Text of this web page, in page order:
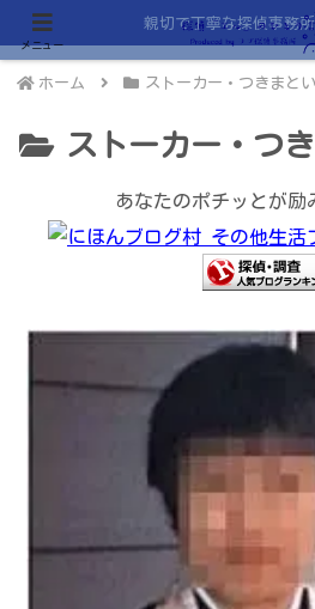
親切で丁寧な探偵事務
ホーム ストーカー・つきまとい
ストーカー・つ
あなたのポチッとが励
メニュー